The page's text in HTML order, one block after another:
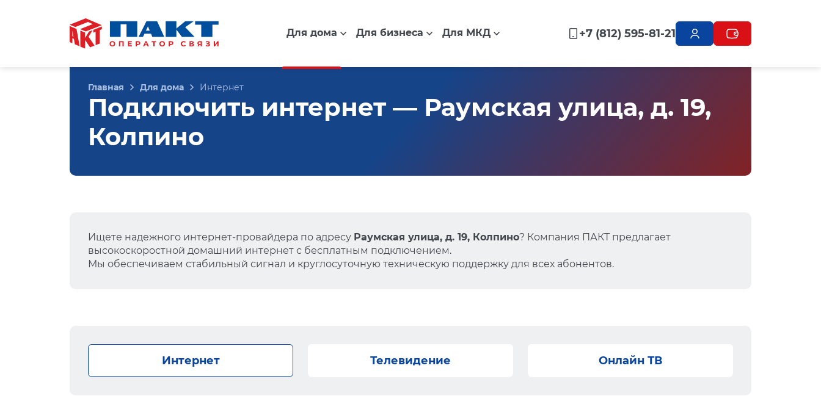
Для дома Для бизнеса Для МКД +7 (812) 595-81-21
Главная Для дома Интернет
Подключить интернет — Раумская улица, д. 19,
Колпино
Ищете надежного интернет-провайдера по адресу Раумская улица, д. 19, Колпино? Компания ПАКТ предлагает
высокоскоростной домашний интернет с бесплатным подключением.
Мы обеспечиваем стабильный сигнал и круглосуточную техническую поддержку для всех абонентов.
Интернет Телевидение Онлайн ТВ